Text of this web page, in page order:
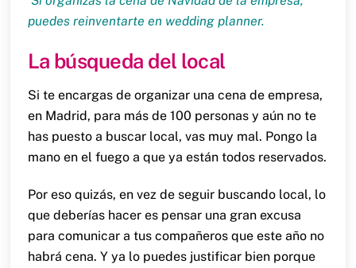
puedes reinventarte en wedding planner.
La búsqueda del local
Si te encargas de organizar una cena de empresa,
en Madrid, para más de 100 personas y aún no te
has puesto a buscar local, vas muy mal. Pongo la
mano en el fuego a que ya están todos reservados.
Por eso quizás, en vez de seguir buscando local, lo
que deberías hacer es pensar una gran excusa
para comunicar a tus compañeros que este año no
habrá cena. Y ya lo puedes justificar bien porque